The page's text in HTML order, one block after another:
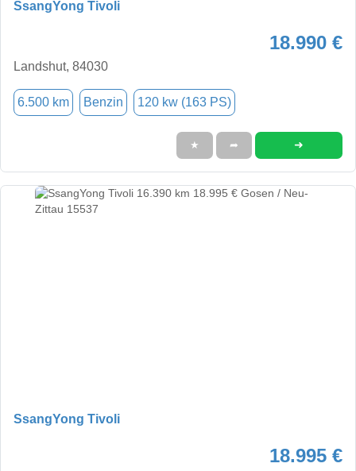
SsangYong Tivoli
18.990 €
Landshut, 84030
6.500 km Benzin 120 kw (163 PS)
★ ➦ ➜
SsangYong Tivoli
18.995 €